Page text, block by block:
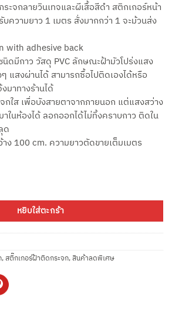
ะจกลายวินเทจและผีเสื้อสีดำ สติกเกอร์หน้า
ความยาว 1 เมตร สั่งมากกว่า 1 จะม้วนส่ง
with adhesive back
ดมีกาว วัสดุ PVC ลักษณะฝ้ามัวโปร่งแสง
แสงผ่านได้ สามารถซื้อไปติดเองได้หรือ
มาทางร้านได้
กใส เพื่อบังสายตาจากภายนอก แต่แสงสว่าง
าในห้องได้ ลอกออกได้ไม่ทิ้งคราบกาว ติดใน
ด
ง 100 cm. ความยาวตัดขายเต็มเมตร
หยิบใส่ตะกร้า
,สติ๊กเกอร์ฝ้าติดกระจก,สินค้าลดพิเศษ